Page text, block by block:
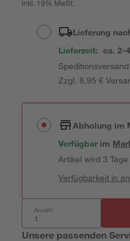
inkl. 19% MwSt.
Lieferung
Lieferzeit: ca. 2-
Speditionsversand
Zzgl. 8,95 €
Abholung im
Verfügbar im
Artikel wird 3
Verfügbarkeit in
Anzahl:
Unsere passenden